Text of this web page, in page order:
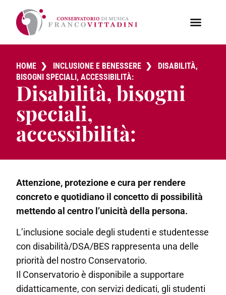
HOME ❯ INCLUSIONE E BENESSERE ❯ DISABILITÀ,
BISOGNI SPECIALI, ACCESSIBILITÀ:
Disabilità, bisogni
speciali,
accessibilità:
Attenzione, protezione e cura per rendere
concreto e quotidiano il concetto di possibilità
mettendo al centro l’unicità della persona.
L’inclusione sociale degli studenti e studentesse
con disabilità/DSA/BES rappresenta una delle
priorità del nostro Conservatorio.
Il Conservatorio è disponibile a supportare
didatticamente, con servizi dedicati, gli studenti